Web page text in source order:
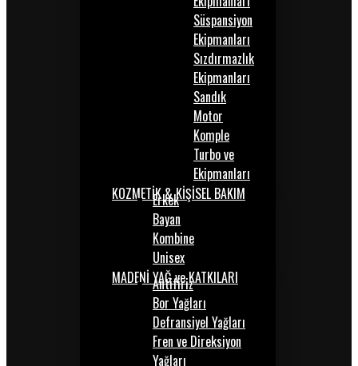
Süspansiyon
Ekipmanları
Sızdırmazlık
Ekipmanları
Sandık
Motor
Komple
Turbo ve
Ekipmanları
KOZMETİK & KİŞİSEL BAKIM
Erkek
Bayan
Kombine
Unisex
MADENİ YAĞ ve KATKILARI
Antifiriz
Bor Yağları
Defransiyel Yağları
Fren ve Direksiyon
Yağları